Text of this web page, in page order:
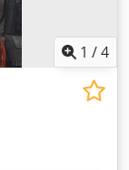
1 /4